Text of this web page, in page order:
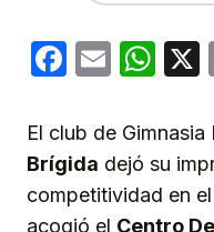
Email
El club de Gimnasia
Brígida dejó su
competitividad en el
acogió el Centro